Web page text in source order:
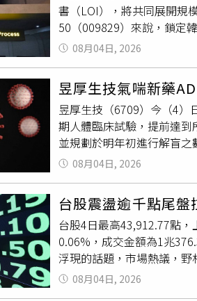
書（LOI），將共同展開規
50（009829）來說，鎖定
著美韓AI算力盟約正式締
（五）截止。大華銀投信
AI 競逐已正式從過往單純
（AI Factory）的「整體基
進 NVIDIA 最先進的 Vera
全球 AI 大腦不可或缺的「
太地區極具指標性的超級算
建設（SK Telecom）的完整
08月04日, 2026
昱厚生技氣喘新藥
昱厚生技（6709）今（4）
期人體臨床試驗，提前達到
並規劃於明年初進行解盲
團隊極高的規劃統籌效率
度氣喘治療藥物的缺乏，
機轉氣喘藥物及療法的高
AD17002是一項突破性的
系統或僅作氣道擴張等症狀
功能改善、降低類固醇的
性。
08月04日, 2026
台股震盪逾千點尾
台股4日最高43,912.77點
0.06%，成交金額為1兆
浮現的話題，市場熱議，
雖仍可能持續震盪，但中
日漲點」，顯示市場情緒
08月04日, 2026